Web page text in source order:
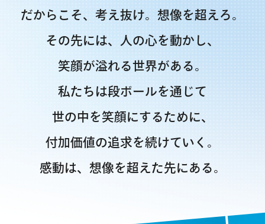
だからこそ、考え抜け。想像を超えろ。
その先には、人の心を動かし、
笑顔が溢れる世界がある。
私たちは段ボールを通じて
世の中を笑顔にするために、
付加価値の追求を続けていく。
感動は、想像を超えた先にある。